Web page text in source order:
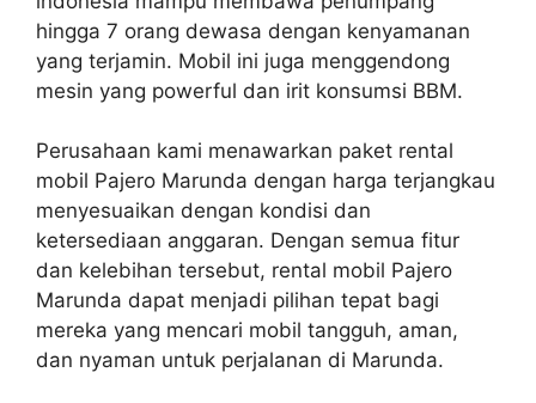
hingga 7 orang dewasa dengan kenyamanan
yang terjamin. Mobil ini juga menggendong
mesin yang powerful dan irit konsumsi BBM.
Perusahaan kami menawarkan paket rental
mobil Pajero Marunda dengan harga terjangkau
menyesuaikan dengan kondisi dan
ketersediaan anggaran. Dengan semua fitur
dan kelebihan tersebut, rental mobil Pajero
Marunda dapat menjadi pilihan tepat bagi
mereka yang mencari mobil tangguh, aman,
dan nyaman untuk perjalanan di Marunda.